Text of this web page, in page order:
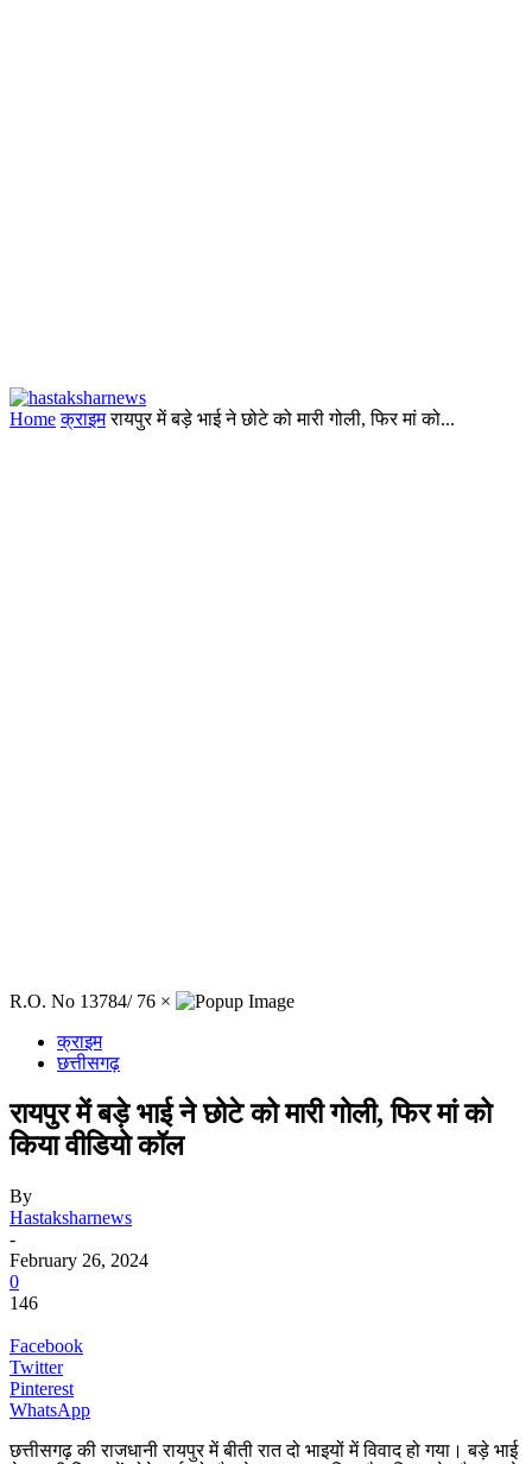
Home क्राइम रायपुर में बड़े भाई ने छोटे को मारी गोली, फिर मां को...
R.O. No 13784/ 76 ×
क्राइम
छत्तीसगढ़
रायपुर में बड़े भाई ने छोटे को मारी गोली, फिर मां को
किया वीडियो कॉल
By
Hastaksharnews
-
February 26, 2024
0
146
Facebook
Twitter
Pinterest
WhatsApp
छत्तीसगढ़ की राजधानी रायपुर में बीती रात दो भाइयों में विवाद हो गया। बड़े भाई